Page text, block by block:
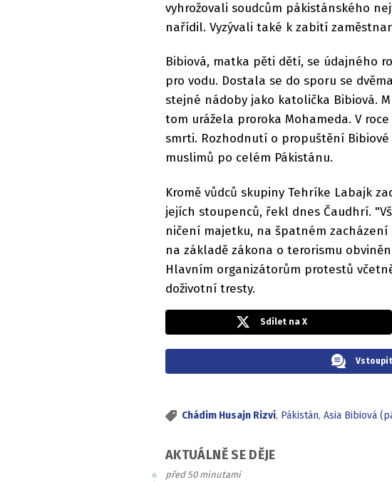
vyhrožovali soudcům pákistánského
nařídil. Vyzývali také k zabití
Bibiová, matka pěti dětí, se údajného
pro vodu. Dostala se do sporu se
stejné nádoby jako katolička Bibiová.
tom urážela proroka Mohameda. V
smrti. Rozhodnutí o propuštění
muslimů po celém Pákistánu.
Kromě vůdců skupiny Tehríke Labajk
jejích stoupenců, řekl dnes Čaudhrí.
ničení majetku, na špatném
na základě zákona o terorismu
Hlavním organizátorům protestů
doživotní tresty.
Sdílet na X
Chádim Husajn Rizví, Pákistán, Asia Bibiová
AKTUÁLNĚ SE DĚJE
před 50 minutami